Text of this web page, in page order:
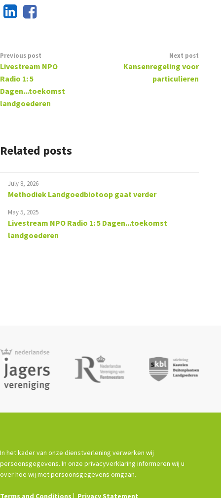
Previous post
Livestream NPO
Radio 1: 5
Dagen...toekomst
landgoederen
Next post
Kansenregeling voor
particulieren
Related posts
July 8, 2026
Methodiek Landgoedbiotoop gaat verder
May 5, 2025
Livestream NPO Radio 1: 5 Dagen...toekomst
landgoederen
In het kader van onze dienstverlening verwerken wij
persoonsgegevens. In onze privacyverklaring informeren wij u
over hoe wij met persoonsgegevens omgaan.
Terms and Conditions Privacy Statement